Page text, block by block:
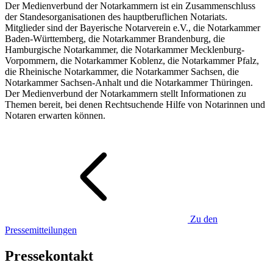
Der Medienverbund der Notarkammern ist ein Zusammenschluss
der Standesorganisationen des hauptberuflichen Notariats.
Mitglieder sind der Bayerische Notarverein e.V., die Notarkammer
Baden-Württemberg, die Notarkammer Brandenburg, die
Hamburgische Notarkammer, die Notarkammer Mecklenburg-
Vorpommern, die Notarkammer Koblenz, die Notarkammer Pfalz,
die Rheinische Notarkammer, die Notarkammer Sachsen, die
Notarkammer Sachsen-Anhalt und die Notarkammer Thüringen.
Der Medienverbund der Notarkammern stellt Informationen zu
Themen bereit, bei denen Rechtsuchende Hilfe von Notarinnen und
Notaren erwarten können.
Zu den
Pressemitteilungen
Pressekontakt